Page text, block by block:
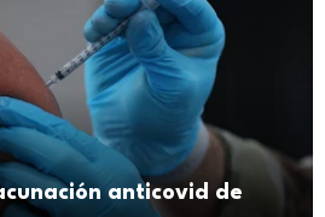
anticovid de